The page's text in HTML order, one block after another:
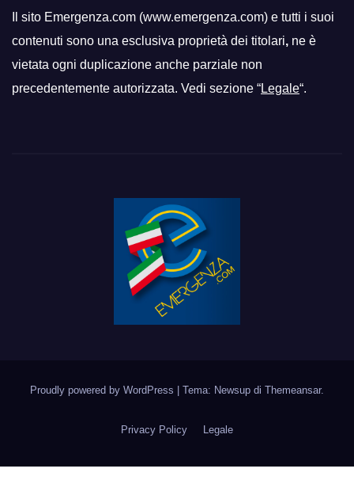
Il sito Emergenza.com (www.emergenza.com) e tutti i suoi
contenuti sono una esclusiva proprietà dei titolari, ne è
vietata ogni duplicazione anche parziale non
precedentemente autorizzata. Vedi sezione “Legale“.
Proudly powered by WordPress Tema: Newsup di Themeansar.
Privacy Policy Legale